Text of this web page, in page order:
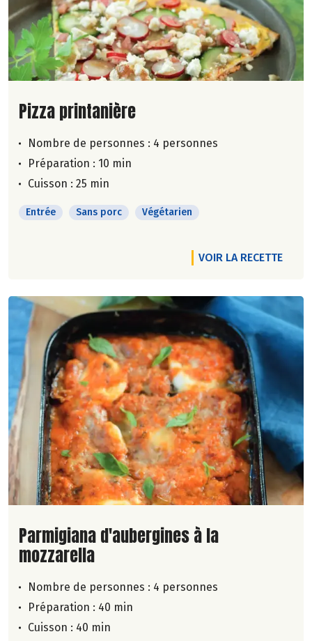
Lire la suite de la recette
Pizza printanière
Nombre de personnes : 4 personnes
Préparation : 10 min
Cuisson : 25 min
Entrée Sans porc Végétarien
VOIR LA RECETTE
Lire la suite de la recette
Parmigiana d'aubergines à la
mozzarella
Nombre de personnes : 4 personnes
Préparation : 40 min
Cuisson : 40 min